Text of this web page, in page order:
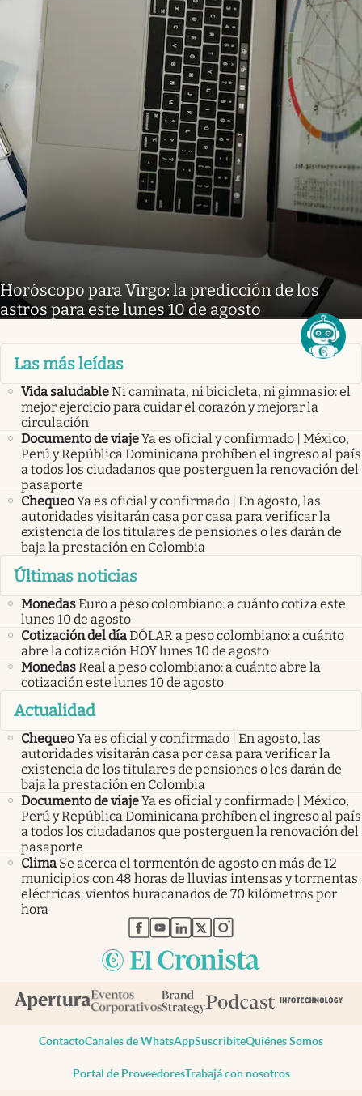
Horóscopo para Virgo: la predicción de los
astros para este lunes 10 de agosto
Las más leídas
Vida saludableNi caminata, ni bicicleta, ni gimnasio: el
mejor ejercicio para cuidar el corazón y mejorar la
circulación
Documento de viajeYa es oficial y confirmado | México,
Perú y República Dominicana prohíben el ingreso al país
a todos los ciudadanos que posterguen la renovación del
pasaporte
ChequeoYa es oficial y confirmado | En agosto, las
autoridades visitarán casa por casa para verificar la
existencia de los titulares de pensiones o les darán de
baja la prestación en Colombia
Últimas noticias
MonedasEuro a peso colombiano: a cuánto cotiza este
lunes 10 de agosto
Cotización del díaDÓLAR a peso colombiano: a cuánto
abre la cotización HOY lunes 10 de agosto
MonedasReal a peso colombiano: a cuánto abre la
cotización este lunes 10 de agosto
Actualidad
ChequeoYa es oficial y confirmado | En agosto, las
autoridades visitarán casa por casa para verificar la
existencia de los titulares de pensiones o les darán de
baja la prestación en Colombia
Documento de viajeYa es oficial y confirmado | México,
Perú y República Dominicana prohíben el ingreso al país
a todos los ciudadanos que posterguen la renovación del
pasaporte
Clima Se acerca el tormentón de agosto en más de 12
municipios con 48 horas de lluvias intensas y tormentas
eléctricas: vientos huracanados de 70 kilómetros por
hora
abre en nueva pestaña
abre en nueva pestaña
abre en nueva pestaña
abre en nueva pestaña
abre en nueva pestaña
ContactoCanales de WhatsAppSuscribiteQuiénes Somos
Portal de ProveedoresTrabajá con nosotros